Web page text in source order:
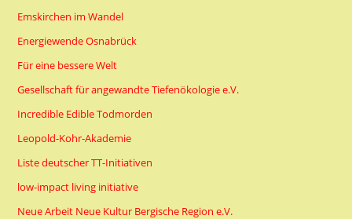
Emskirchen im Wandel
Energiewende Osnabrück
Für eine bessere Welt
Gesellschaft für angewandte Tiefenökologie e.V.
Incredible Edible Todmorden
Leopold-Kohr-Akademie
Liste deutscher TT-Initiativen
low-impact living initiative
Neue Arbeit Neue Kultur Bergische Region e.V.